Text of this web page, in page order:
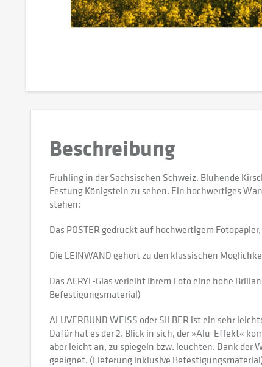
Beschreibung
Frühling in der Sächsischen Schweiz. Blühende
Festung Königstein zu sehen. Ein hochwertiges
stehen:
Das POSTER gedruckt auf hochwertigem
Die LEINWAND gehört zu den klassischen
Das ACRYL-Glas verleiht Ihrem Foto eine hohe
Befestigungsmaterial)
ALUVERBUND WEISS oder SILBER ist ein sehr
Dafür hat es der 2. Blick in sich, der »Alu-Effekt«
aber leicht an, zu spiegeln bzw. leuchten. Dank
geeignet. (Lieferung inklusive